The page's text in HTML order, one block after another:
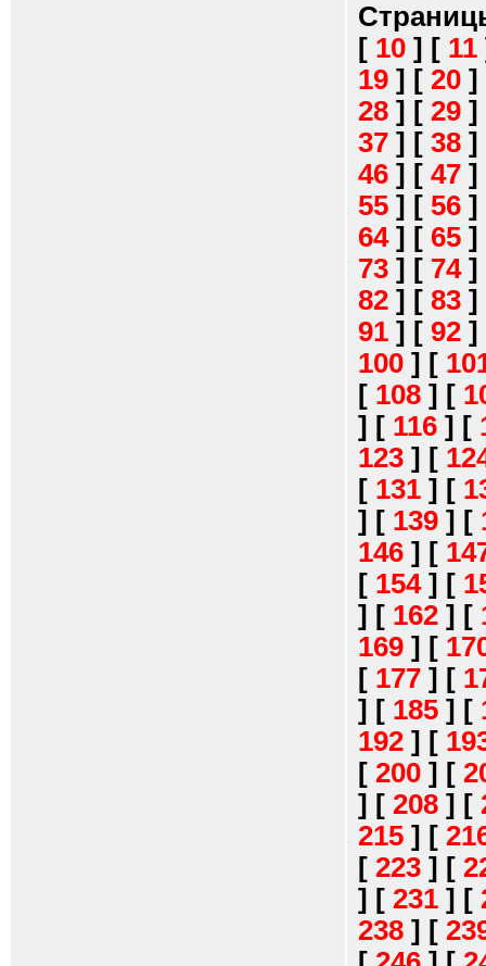
[ 10 ] [ 11
19 ] [ 20 ]
28 ] [ 29 ]
37 ] [ 38 ]
46 ] [ 47 ]
55 ] [ 56 ]
64] [ 65 ]
73 ] [ 74]
82 ] [ 83 ]
91 ] [ 92 ]
100 ] [
[ 108 ] [
] [ 116 ] [
123 ] [
[ 131 ] [
] [ 139 ] [
146 ] [
[ 154] [
] [ 162 ] [
169 ] [
[ 177 ] [
] [ 185 ] [
192 ] [
[ 200 ] [
] [ 208 ] [
215 ] [
[ 223 ] [
] [ 231 ] [
238 ] [